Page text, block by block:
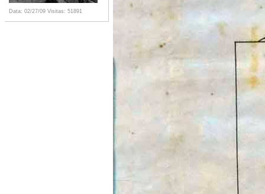
Data: 02/27/09 Visitas: 51891